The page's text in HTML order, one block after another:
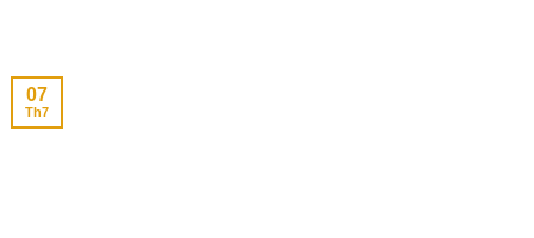
07
Th7